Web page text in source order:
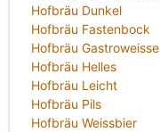
Hofbräu Dunkel
Hofbräu Fastenbock
Hofbräu Gastroweisse
Hofbräu Helles
Hofbräu Leicht
Hofbräu Pils
Hofbräu Weissbier